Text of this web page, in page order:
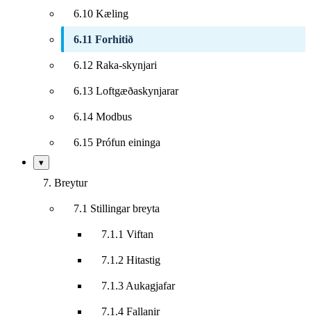
6.10 Kæling
6.11 Forhitið
6.12 Raka-skynjari
6.13 Loftgæðaskynjarar
6.14 Modbus
6.15 Prófun eininga
▾Sýna/fela
undirkafla
7. Breytur
7.1 Stillingar breyta
7.1.1 Viftan
7.1.2 Hitastig
7.1.3 Aukagjafar
7.1.4 Fallanir